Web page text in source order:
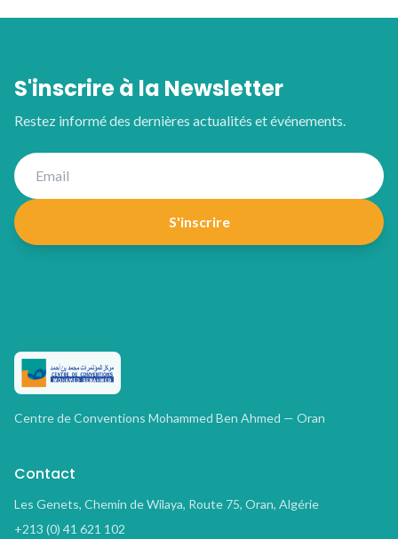
S'inscrire à la Newsletter
Restez informé des dernières actualités et événements.
S'inscrire
Centre de Conventions Mohammed Ben Ahmed — Oran
Contact
Les Genets, Chemin de Wilaya, Route 75, Oran, Algérie
+213 (0) 41 621 102